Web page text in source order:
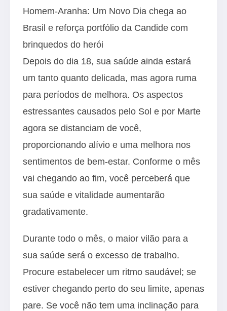
Homem-Aranha: Um Novo Dia chega ao
Brasil e reforça portfólio da Candide com
brinquedos do herói
Depois do dia 18, sua saúde ainda estará
um tanto quanto delicada, mas agora ruma
para períodos de melhora. Os aspectos
estressantes causados pelo Sol e por Marte
agora se distanciam de você,
proporcionando alívio e uma melhora nos
sentimentos de bem-estar. Conforme o mês
vai chegando ao fim, você perceberá que
sua saúde e vitalidade aumentarão
gradativamente.
Durante todo o mês, o maior vilão para a
sua saúde será o excesso de trabalho.
Procure estabelecer um ritmo saudável; se
estiver chegando perto do seu limite, apenas
pare. Se você não tem uma inclinação para